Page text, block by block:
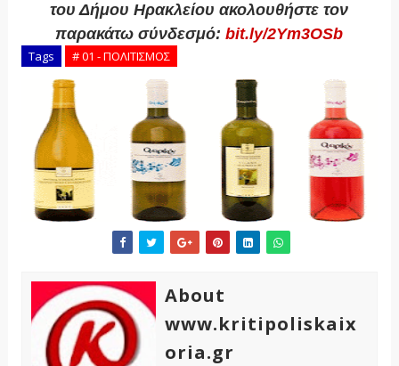
του Δήμου Ηρακλείου ακολουθήστε τον
παρακάτω σύνδεσμό:bit.ly/2Ym3OSb
Tags # 01 - ΠΟΛΙΤΙΣΜΟΣ
About
www.kritipoliskaix
oria.gr